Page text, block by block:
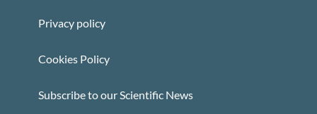
Privacy policy
Cookies Policy
Subscribe to our Scientific News